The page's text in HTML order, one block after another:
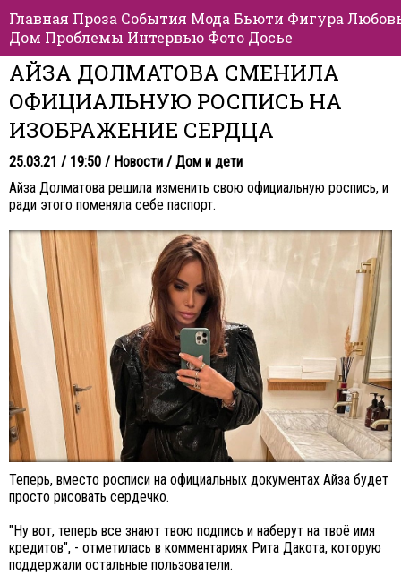
Главная Проза События Мода Бьюти Фигура
Дом Проблемы Интервью Фото Досье
АЙЗА ДОЛМАТОВА СМЕНИЛА
ОФИЦИАЛЬНУЮ РОСПИСЬ НА
ИЗОБРАЖЕНИЕ СЕРДЦА
25.03.21 / 19:50 / Новости / Дом и дети
Айза Долматова решила изменить свою официальную роспись, и
ради этого поменяла себе паспорт.
Теперь, вместо росписи на официальных документах Айза будет
просто рисовать сердечко.
"Ну вот, теперь все знают твою подпись и наберут на твоё имя
кредитов", - отметилась в комментариях Рита Дакота, которую
поддержали остальные пользователи.